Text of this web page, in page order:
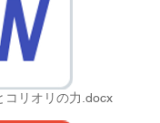
コリオリの力.docx